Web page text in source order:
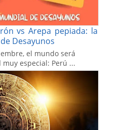
vs Arepa pepiada: la
Desayunos
el mundo será
especial: Perú ...